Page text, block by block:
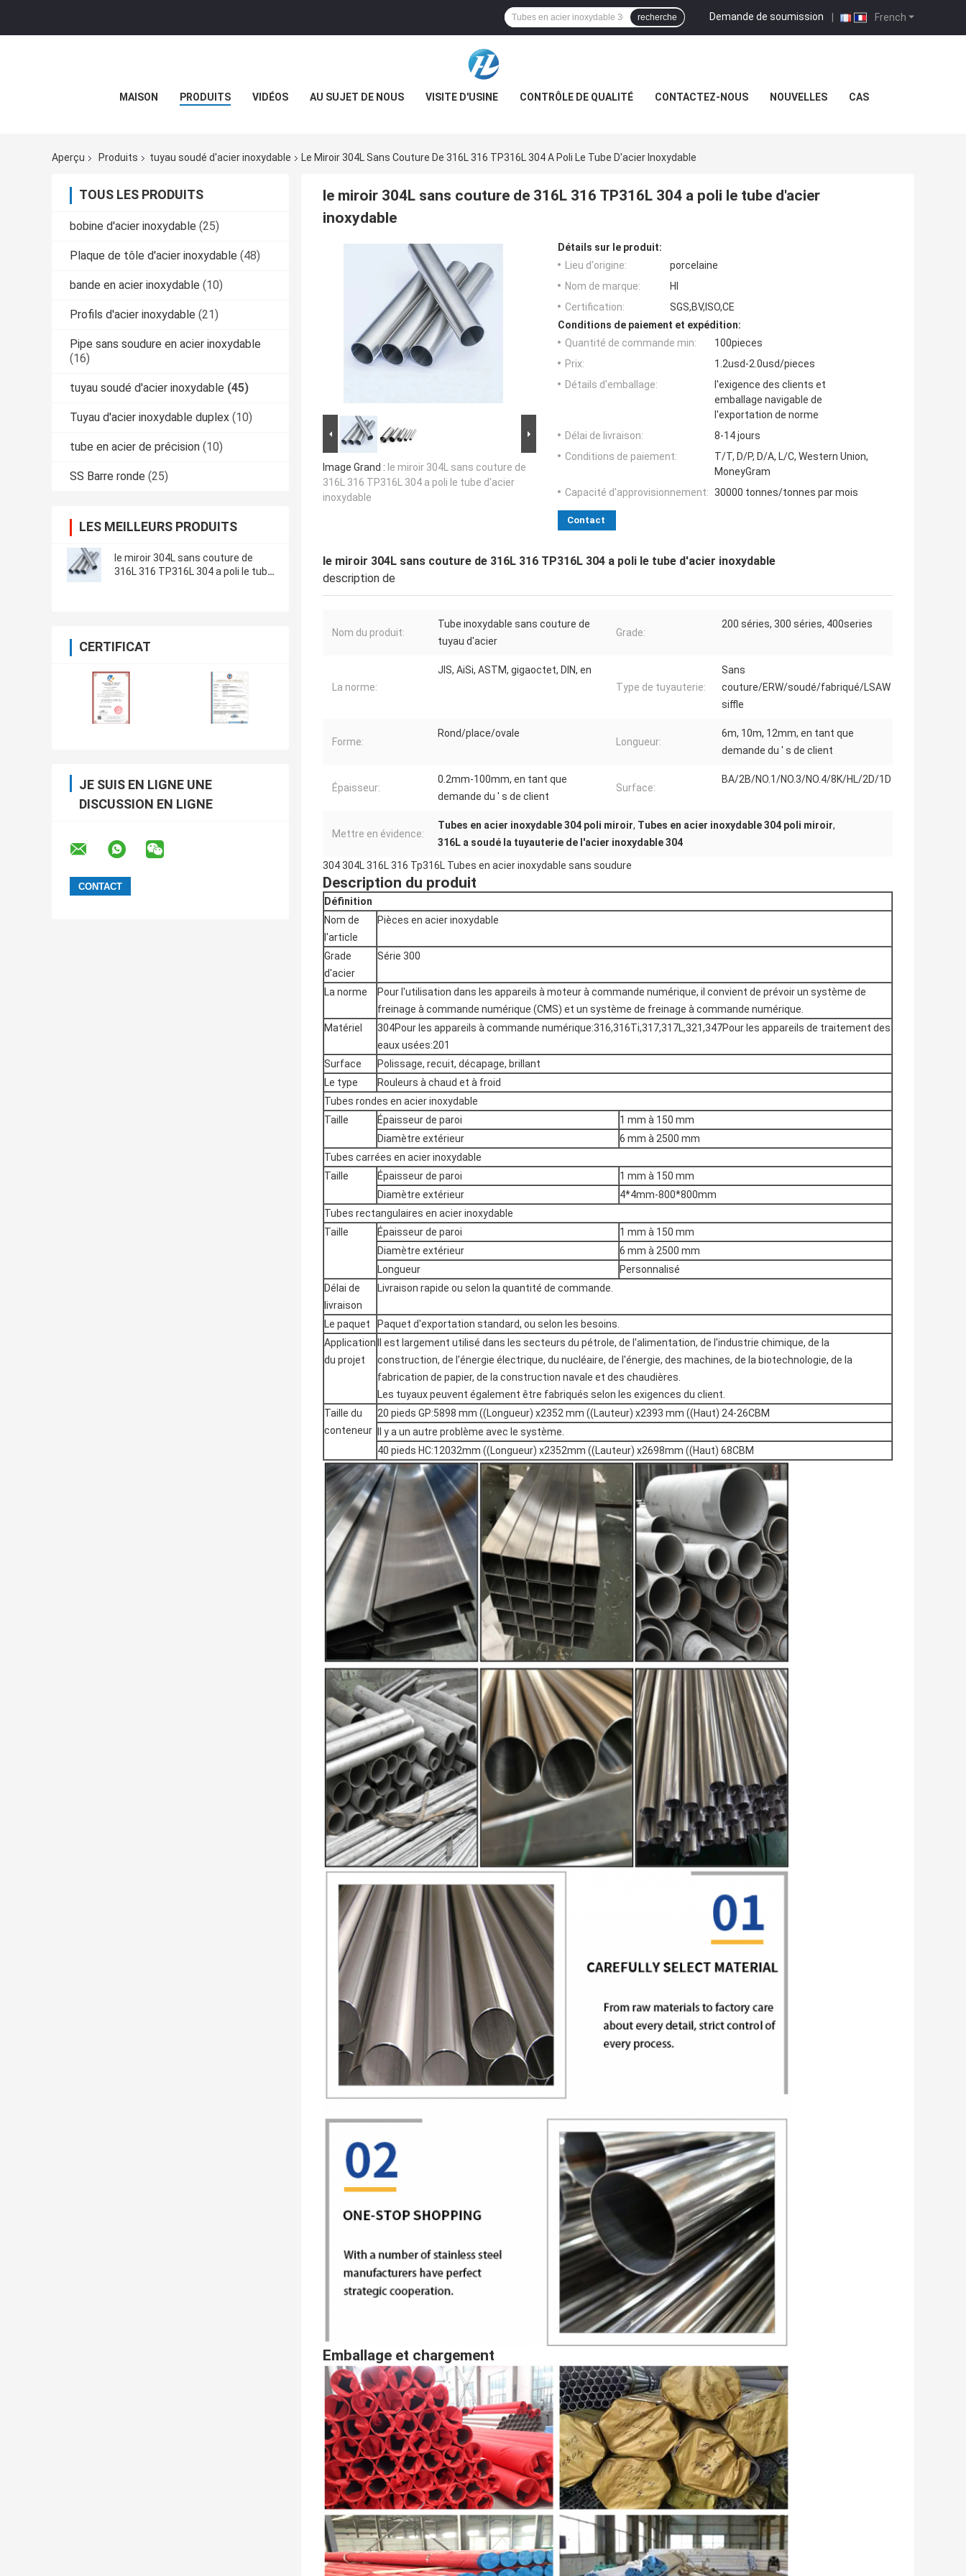
French
Demande de soumission |
recherche
MAISON PRODUITS VIDÉOS AU SUJET DE NOUS VISITE D'USINE CONTRÔLE DE QUALITÉ CONTACTEZ-NOUS NOUVELLES CAS
Aperçu Produits tuyau soudé d'acier inoxydable Le Miroir 304L Sans Couture De 316L 316 TP316L 304 A Poli Le Tube D'acier Inoxydable
TOUS LES PRODUITS
bobine d'acier inoxydable (25)
Plaque de tôle d'acier inoxydable (48)
bande en acier inoxydable (10)
Profils d'acier inoxydable (21)
Pipe sans soudure en acier inoxydable
(16)
tuyau soudé d'acier inoxydable (45)
Tuyau d'acier inoxydable duplex (10)
tube en acier de précision (10)
SS Barre ronde (25)
LES MEILLEURS PRODUITS
le miroir 304L sans couture de
316L 316 TP316L 304 a poli le tube
CERTIFICAT
JE SUIS EN LIGNE UNE
DISCUSSION EN LIGNE
le miroir 304L sans couture de 316L 316 TP316L 304 a poli le tube d'acier
inoxydable
Image Grand : le miroir 304L sans couture de
316L 316 TP316L 304 a poli le tube d'acier
inoxydable
Détails sur le produit:
Lieu d'origine:
porcelaine
Nom de marque:
Hl
Certification:
SGS,BV,ISO,CE
Conditions de paiement et expédition:
Quantité de commande min:
100pieces
Prix:
1.2usd-2.0usd/pieces
Détails d'emballage:
l'exigence des clients et
emballage navigable de
l'exportation de norme
Délai de livraison:
8-14 jours
Conditions de paiement:
T/T, D/P, D/A, L/C, Western Union,
MoneyGram
Capacité d'approvisionnement: 30000 tonnes/tonnes par mois
Contact
le miroir 304L sans couture de 316L 316 TP316L 304 a poli le tube d'acier inoxydable
description de
Nom du produit:
Tube inoxydable sans couture de
tuyau d'acier
Grade:
200 séries, 300 séries, 400series
La norme:
JIS, AiSi, ASTM, gigaoctet, DIN, en
Type de tuyauterie:
Sans
couture/ERW/soudé/fabriqué/LSAW
siffle
Forme:
Rond/place/ovale
Longueur:
6m, 10m, 12mm, en tant que
demande du ′ s de client
Épaisseur:
0.2mm-100mm, en tant que
demande du ′ s de client
Surface:
BA/2B/NO.1/NO.3/NO.4/8K/HL/2D/1D
Mettre en évidence:
Tubes en acier inoxydable 304 poli miroir, Tubes en acier inoxydable 304 poli miroir,
316L a soudé la tuyauterie de l'acier inoxydable 304
304 304L 316L 316 Tp316L Tubes en acier inoxydable sans soudure
Description du produit
Définition
Nom de
l'article
Pièces en acier inoxydable
Grade
d'acier
Série 300
La norme
Pour l'utilisation dans les appareils à moteur à commande numérique, il convient de prévoir un système de
freinage à commande numérique (CMS) et un système de freinage à commande numérique.
Matériel
304Pour les appareils à commande numérique:316,316Ti,317,317L,321,347Pour les appareils de traitement des
eaux usées:201
Surface
Polissage, recuit, décapage, brillant
Le type
Rouleurs à chaud et à froid
Tubes rondes en acier inoxydable
Taille
Épaisseur de paroi
1 mm à 150 mm
Diamètre extérieur
6 mm à 2500 mm
Tubes carrées en acier inoxydable
Taille
Épaisseur de paroi
1 mm à 150 mm
Diamètre extérieur
4*4mm-800*800mm
Tubes rectangulaires en acier inoxydable
Taille
Épaisseur de paroi
1 mm à 150 mm
Diamètre extérieur
6 mm à 2500 mm
Longueur
Personnalisé
Délai de
livraison
Livraison rapide ou selon la quantité de commande.
Le paquet
Paquet d'exportation standard, ou selon les besoins.
Application
du projet
Il est largement utilisé dans les secteurs du pétrole, de l'alimentation, de l'industrie chimique, de la
construction, de l'énergie électrique, du nucléaire, de l'énergie, des machines, de la biotechnologie, de la
fabrication de papier, de la construction navale et des chaudières.
Les tuyaux peuvent également être fabriqués selon les exigences du client.
Taille du
conteneur
20 pieds GP:5898 mm ((Longueur) x2352 mm ((Lauteur) x2393 mm ((Haut) 24-26CBM
Il y a un autre problème avec le système.
40 pieds HC:12032mm ((Longueur) x2352mm ((Lauteur) x2698mm ((Haut) 68CBM
Emballage et chargement